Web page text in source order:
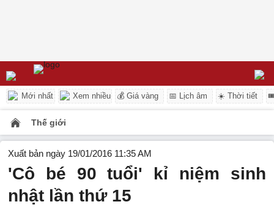
Mới nhất Xem nhiều 💰 Giá vàng 📅 Lịch âm ☀️ Thời tiết
Thế giới
Xuất bản ngày 19/01/2016 11:35 AM
'Cô bé 90 tuổi' kỉ niệm sinh
nhật lần thứ 15